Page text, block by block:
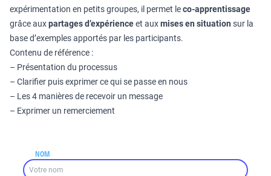
expérimentation en petits groupes, il permet leco-apprentissage
grâce auxpartages d’expérienceet auxmises en situation sur la
base d’exemples apportés par les participants.
Contenu de référence :
– Présentation du processus
– Clarifier puis exprimer ce qui se passe en nous
– Les 4 manières de recevoir un message
– Exprimer un remerciement
NOM